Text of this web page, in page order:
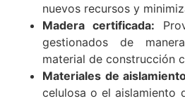
nuevos recursos y
Madera certificada:
gestionados de
material de construcción
Materiales de
celulosa o el aislamiento